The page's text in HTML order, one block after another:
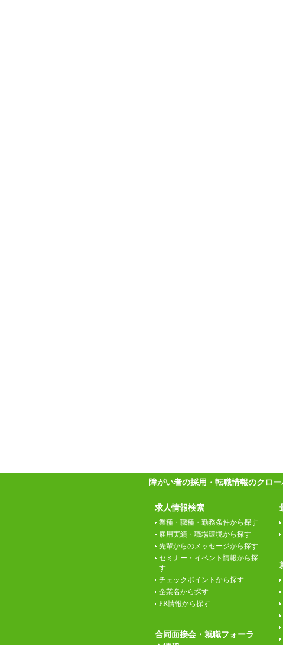
障がい者の採用・転職情報のクロ
求人情報検索
業種・職種・勤務条件から探す
雇用実績・職場環境から探す
先輩からのメッセージから探す
セミナー・イベント情報から探
す
チェックポイントから探す
企業名から探す
PR情報から探す
合同面接会・就職フォーラ